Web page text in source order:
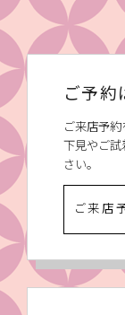
ご予約
ご来店予約
下見やご
さい。
ご来店